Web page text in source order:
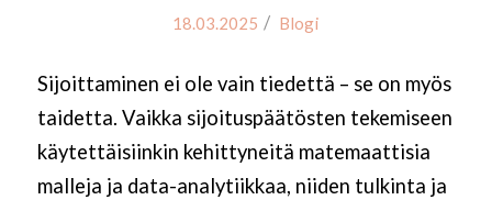
18.03.2025 / Blogi
Sijoittaminen ei ole vain tiedettä – se on myös
taidetta. Vaikka sijoituspäätösten tekemiseen
käytettäisiinkin kehittyneitä matemaattisia
malleja ja data-analytiikkaa, niiden tulkinta ja